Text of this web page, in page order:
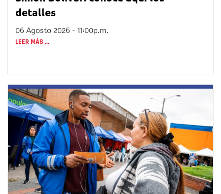
detalles
06 Agosto 2026 - 11:00p.m.
LEER MÁS ...